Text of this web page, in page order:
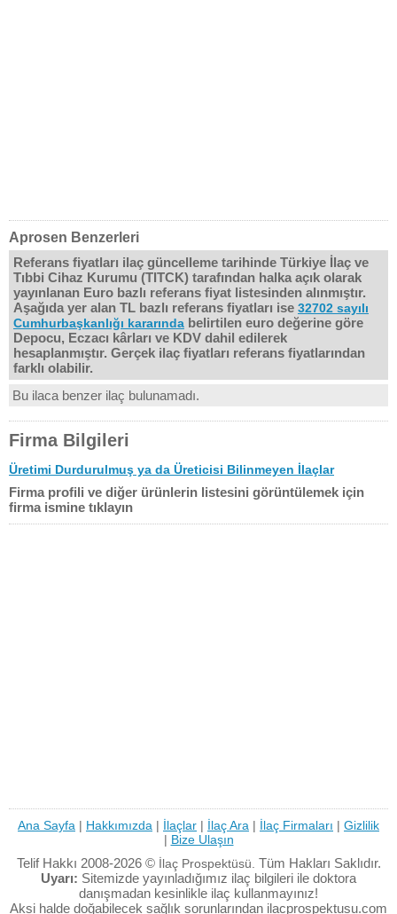
Aprosen Benzerleri
Referans fiyatları ilaç güncelleme tarihinde Türkiye İlaç ve
Tıbbi Cihaz Kurumu (TITCK) tarafından halka açık olarak
yayınlanan Euro bazlı referans fiyat listesinden alınmıştır.
Aşağıda yer alan TL bazlı referans fiyatları ise 32702 sayılı
Cumhurbaşkanlığı kararında belirtilen euro değerine göre
Depocu, Eczacı kârları ve KDV dahil edilerek
hesaplanmıştır. Gerçek ilaç fiyatları referans fiyatlarından
farklı olabilir.
Bu ilaca benzer ilaç bulunamadı.
Firma Bilgileri
Üretimi Durdurulmuş ya da Üreticisi Bilinmeyen İlaçlar
Firma profili ve diğer ürünlerin listesini görüntülemek için
firma ismine tıklayın
Ana Sayfa | Hakkımızda | İlaçlar | İlaç Ara | İlaç Firmaları | Gizlilik
| Bize Ulaşın
Telif Hakkı 2008-2026 © İlaç Prospektüsü. Tüm Hakları Saklıdır.
Uyarı: Sitemizde yayınladığımız ilaç bilgileri ile doktora
danışmadan kesinlikle ilaç kullanmayınız!
Aksi halde doğabilecek sağlık sorunlarından ilacprospektusu.com